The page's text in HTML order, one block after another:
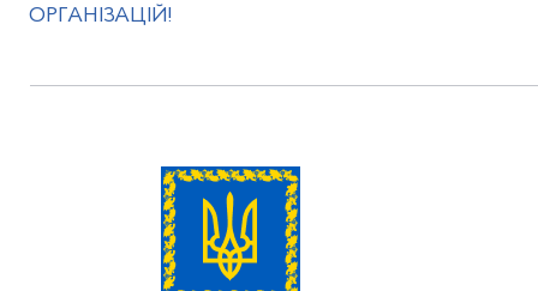
ОРГАНІЗАЦІЙ!